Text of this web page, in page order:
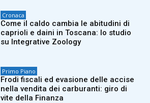
Cronaca
Come il caldo cambia le abitudini di
caprioli e daini in Toscana: lo studio
su Integrative Zoology
Primo Piano
Frodi fiscali ed evasione delle accise
nella vendita dei carburanti: giro di
vite della Finanza